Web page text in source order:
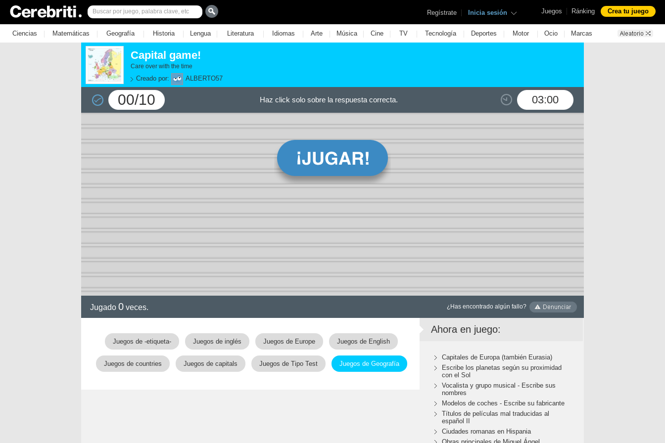
Juegos | Ránking Crea tu juego
Regístrate | Inicia sesión
Ciencias | Matemáticas | Geografía | Historia | Lengua | Literatura | Idiomas | Arte | Música | Cine | TV | Tecnología | Deportes | Motor | Ocio | Marcas
Capital game!
Care over with the time
Creado por: ALBERTO57
00/10 03:00
Haz click solo sobre la respuesta correcta.
Jugado 0 veces. ¿Has encontrado algún fallo?
Juegos de -etiqueta- Juegos de inglés Juegos de Europe Juegos de English
Juegos de countries Juegos de capitals Juegos de Tipo Test Juegos de Geografía
Ahora en juego:
Capitales de Europa (también Eurasia)
Escribe los planetas según su proximidad
con el Sol
Vocalista y grupo musical - Escribe sus
nombres
Modelos de coches - Escribe su fabricante
Títulos de películas mal traducidas al
español II
Ciudades romanas en Hispania